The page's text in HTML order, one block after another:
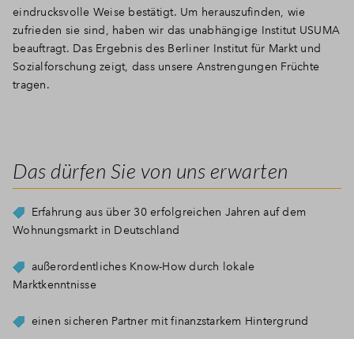
eindrucksvolle Weise bestätigt. Um herauszufinden, wie
zufrieden sie sind, haben wir das unabhängige Institut USUMA
beauftragt. Das Ergebnis des Berliner Institut für Markt und
Sozialforschung zeigt, dass unsere Anstrengungen Früchte
tragen.
Das dürfen Sie von uns erwarten
Erfahrung aus über 30 erfolgreichen Jahren auf dem
Wohnungsmarkt in Deutschland
außerordentliches Know-How durch lokale
Marktkenntnisse
einen sicheren Partner mit finanzstarkem Hintergrund